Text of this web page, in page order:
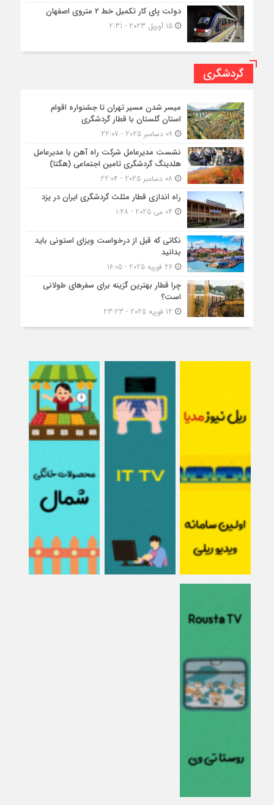
دولت پای کار تکمیل خط ۲ متروی اصفهان
15 آوریل 2023 - 2:31
گردشگری
میسر شدن مسیر تهران تا جشنواره اقوام
استان گلستان با قطار گردشگری
نشست مدیرعامل شرکت راه آهن با مدیرعامل
هلدینگ گردشگری تامین اجتماعی (هگتا)
راه اندازی قطار مثلث گردشگری ایران در یزد
نکاتی که قبل از درخواست ویزای استونی باید
بدانید
26 فوریه 2025 - 16:05
چرا قطار بهترین گزینه برای سفرهای طولانی
است؟